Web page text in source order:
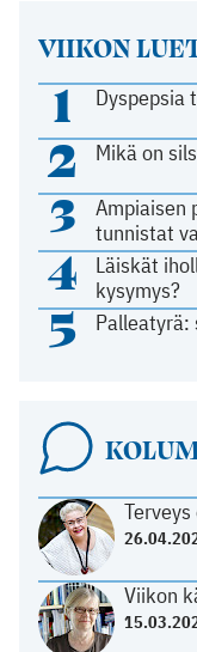
VIIKON
1 Dyspepsia
2 Mikä on
3
Ampiaisen
tunnistat
4
Läiskät
kysymys?
5 Palleatyrä:
Viikon